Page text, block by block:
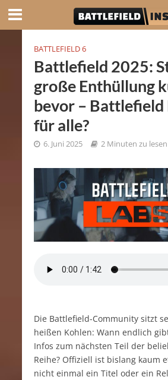
BATTLEFIELD 6
Battlefield 2025:
große Enthüllung
bevor – Battlefield
für alle?
6. Juni 2025 2 Minuten zu lesen
Die Battlefield-Community sitzt
heißen Kohlen: Wann endlich
Infos zum nächsten Teil der
Reihe? Offiziell ist bislang kaum
nicht einmal ein Titel oder ein